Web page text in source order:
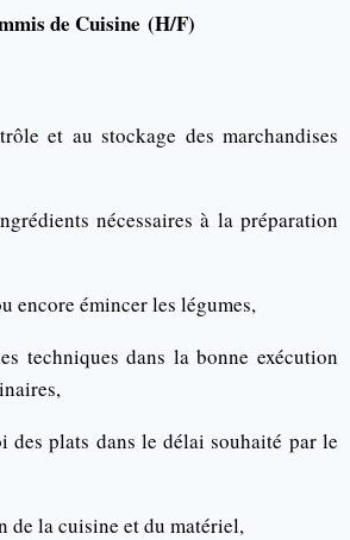
de Cuisine (H/F)
et au stockage des marchandises
nécessaires à la préparation
encore émincer les légumes,
techniques dans la bonne exécution
des plats dans le délai souhaité par le
de la cuisine et du matériel,